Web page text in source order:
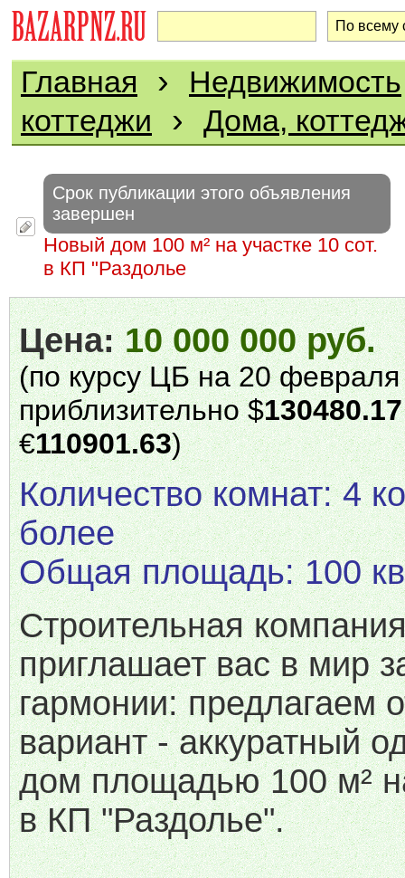
Главная › Недвижимость
коттеджи › Дома,
Срок публикации этого объявления
завершен
Новый дом 100 м² на участке 10 сот.
в КП "Раздолье
Цена:10 000 000 руб.
(по курсу ЦБ на 20 февраля
приблизительно $130480.17
€110901.63)
Количество комнат: 4
более
Общая площадь: 100
Строительная
приглашает вас в мир
гармонии: предлагаем
вариант - аккуратный
дом площадью 100 м²
в КП "Раздолье".